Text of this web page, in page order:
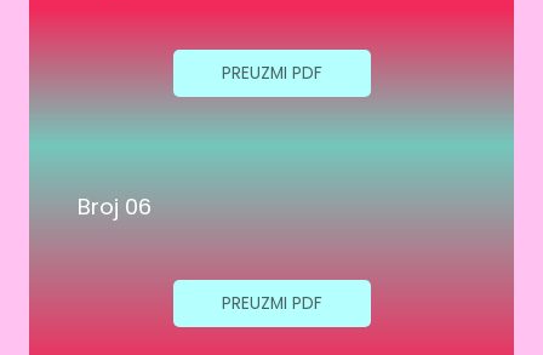
PREUZMI PDF
Broj 06
PREUZMI PDF